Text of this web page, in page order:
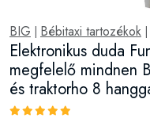
BIG Bébitaxi tartozékok
Elektronikus duda
megfelelő mindnen
és traktorho 8